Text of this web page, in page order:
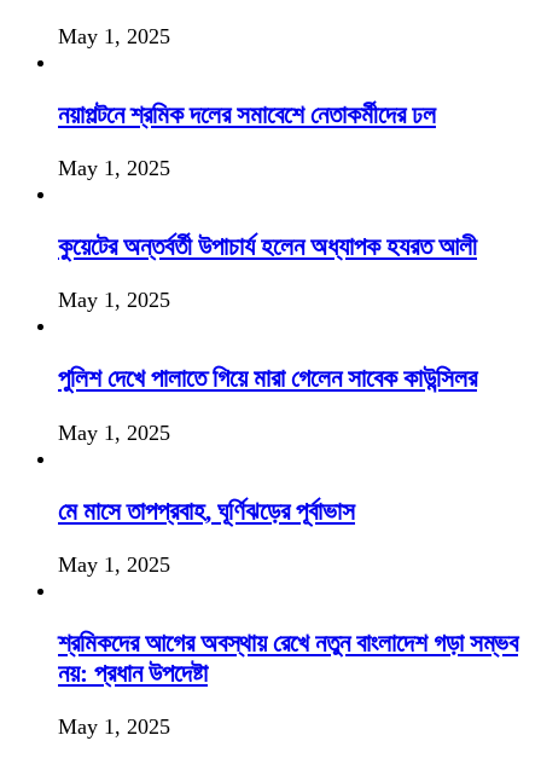
May 1, 2025
নয়াপল্টনে শ্রমিক দলের সমাবেশে নেতাকর্মীদের ঢল
May 1, 2025
কুয়েটের অন্তর্বর্তী উপাচার্য হলেন অধ্যাপক হযরত আলী
May 1, 2025
পুলিশ দেখে পালাতে গিয়ে মারা গেলেন সাবেক কাউন্সিলর
May 1, 2025
মে মাসে তাপপ্রবাহ, ঘূর্ণিঝড়ের পূর্বাভাস
May 1, 2025
শ্রমিকদের আগের অবস্থায় রেখে নতুন বাংলাদেশ গড়া সম্ভব
নয়: প্রধান উপদেষ্টা
May 1, 2025